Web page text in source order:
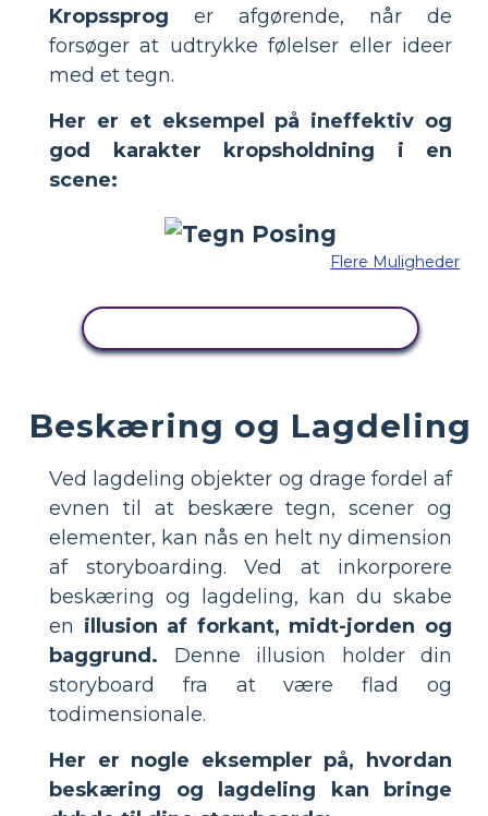
Kropssprog er afgørende, når de
forsøger at udtrykke følelser eller ideer
med et tegn.
Her er et eksempel på ineffektiv og
god karakter kropsholdning i en
scene:
Flere Muligheder
Beskæring og Lagdeling
Ved lagdeling objekter og drage fordel af
evnen til at beskære tegn, scener og
elementer, kan nås en helt ny dimension
af storyboarding. Ved at inkorporere
beskæring og lagdeling, kan du skabe
en illusion af forkant, midt-jorden og
baggrund. Denne illusion holder din
storyboard fra at være flad og
todimensionale.
Her er nogle eksempler på, hvordan
beskæring og lagdeling kan bringe